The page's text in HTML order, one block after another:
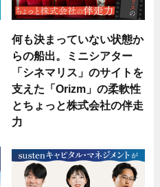
何も決まっていない状態か
らの船出。ミニシアター
「シネマリス」のサイトを
支えた「Orizm」の柔軟性
とちょっと株式会社の伴走
力